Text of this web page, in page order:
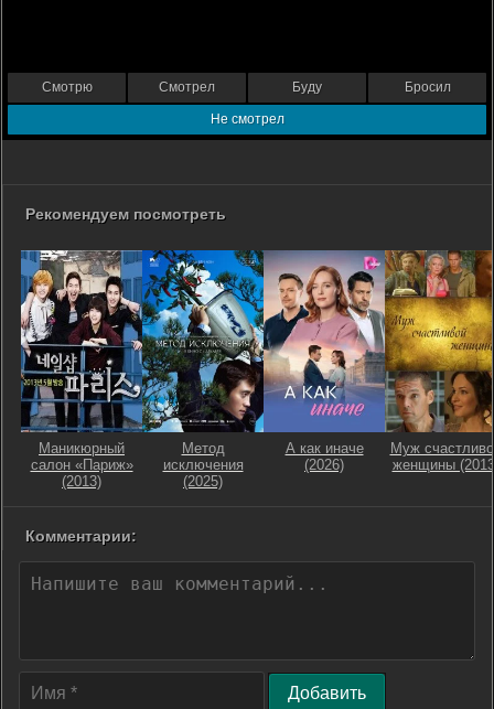
Смотрю Смотрел Буду Бросил
Не смотрел
Рекомендуем посмотреть
Маникюрный
салон «Париж»
(2013)
Метод
исключения
(2025)
А как иначе
(2026)
Муж
женщины
Комментарии:
Добавить